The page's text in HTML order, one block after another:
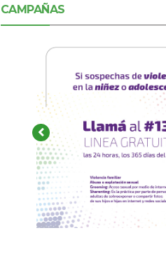
CAMPAÑAS